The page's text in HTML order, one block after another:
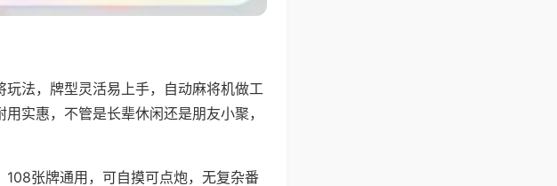
玩法，牌型灵活易上手，自动麻将机做工
实惠，不管是长辈休闲还是朋友小聚，
张牌通用，可自摸可点炮，无复杂番